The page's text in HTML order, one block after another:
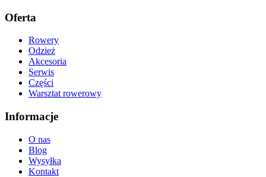
Oferta
Rowery
Odzież
Akcesoria
Serwis
Części
Warsztat rowerowy
Informacje
O nas
Blog
Wysyłka
Kontakt